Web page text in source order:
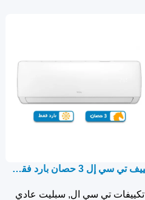
تكييف تي سي إل 3 حصان بارد فقط نيو إيليت – سبليت
تكييفات تي سي ال, سبليت عادي